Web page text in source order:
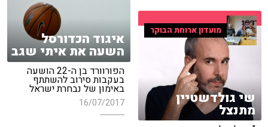
איגוד הכדורסל
השעה את איתי שגב
הפורוורד בן ה-22 הושעה
בעקבות סירוב להשתתף
באימון של נבחרת ישראל
16/07/2017
מועדון ארוחת הבוקר
שי גולדשטיין
מתנצל